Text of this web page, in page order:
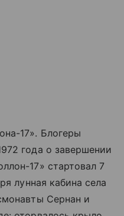
17». Блогеры
года о завершении
17» стартовал 7
лунная кабина села
Сернан и